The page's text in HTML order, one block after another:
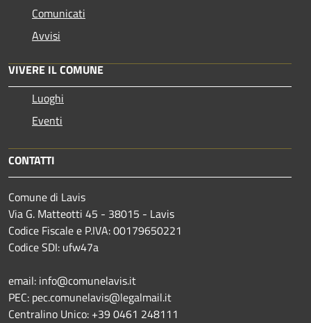
Comunicati
Avvisi
VIVERE IL COMUNE
Luoghi
Eventi
CONTATTI
Comune di Lavis
Via G. Matteotti 45 - 38015 - Lavis
Codice Fiscale e P.IVA: 00179650221
Codice SDI: ufw47a
email: info@comunelavis.it
PEC: pec.comunelavis@legalmail.it
Centralino Unico: +39 0461 248111